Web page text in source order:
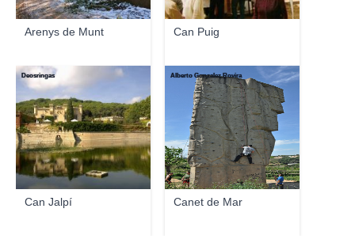
Arenys de Munt Can Puig
Can Jalpí
Deosringas
Canet de Mar
Alberto Gonzalez Rovira